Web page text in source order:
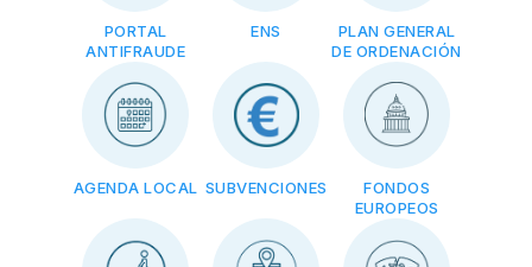
PORTAL
ANTIFRAUDE
ENS
PLAN GENERAL
DE ORDENACIÓN
AGENDA LOCAL SUBVENCIONES
FONDOS
EUROPEOS